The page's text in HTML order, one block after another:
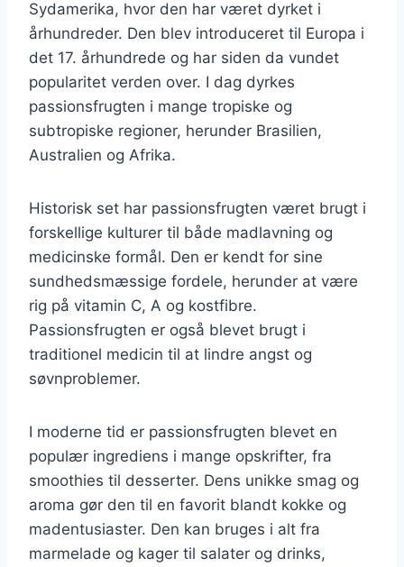
Sydamerika, hvor den har været dyrket i
århundreder. Den blev introduceret til Europa i
det 17. århundrede og har siden da vundet
popularitet verden over. I dag dyrkes
passionsfrugten i mange tropiske og
subtropiske regioner, herunder Brasilien,
Australien og Afrika.
Historisk set har passionsfrugten været brugt i
forskellige kulturer til både madlavning og
medicinske formål. Den er kendt for sine
sundhedsmæssige fordele, herunder at være
rig på vitamin C, A og kostfibre.
Passionsfrugten er også blevet brugt i
traditionel medicin til at lindre angst og
søvnproblemer.
I moderne tid er passionsfrugten blevet en
populær ingrediens i mange opskrifter, fra
smoothies til desserter. Dens unikke smag og
aroma gør den til en favorit blandt kokke og
madentusiaster. Den kan bruges i alt fra
marmelade og kager til salater og drinks,